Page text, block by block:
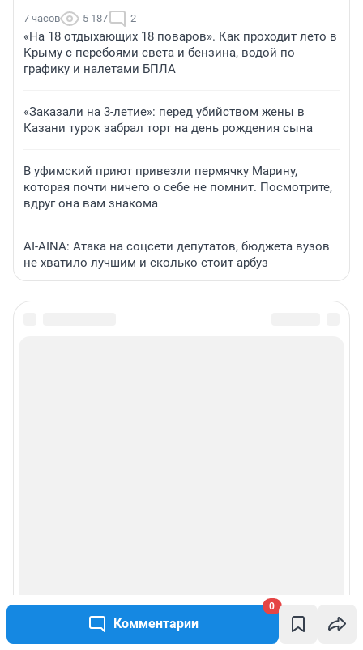
Комментарии
0
7 часов 5 187 2
«На 18 отдыхающих 18 поваров». Как проходит лето в
Крыму с перебоями света и бензина, водой по
графику и налетами БПЛА
«Заказали на 3-летие»: перед убийством жены в
Казани турок забрал торт на день рождения сына
В уфимский приют привезли пермячку Марину,
которая почти ничего о себе не помнит. Посмотрите,
вдруг она вам знакома
AI-AINA: Атака на соцсети депутатов, бюджета вузов
не хватило лучшим и сколько стоит арбуз